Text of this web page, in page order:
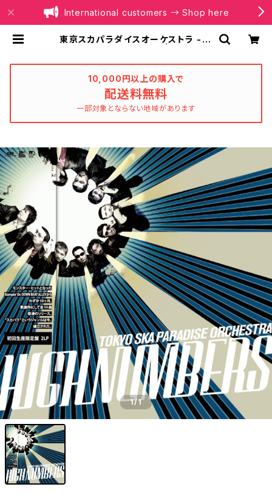
International customers → Shop here
東京スカパラダイスオーケストラ - H
10,000円以上の購入で
配送料無料
一部対象とならない地域があります
1/1